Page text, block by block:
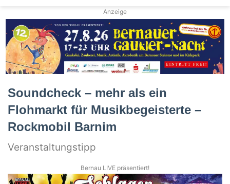
Anzeige
Soundcheck – mehr als ein
Flohmarkt für Musikbegeisterte –
Rockmobil Barnim
Veranstaltungstipp
Bernau LIVE präsentiert!